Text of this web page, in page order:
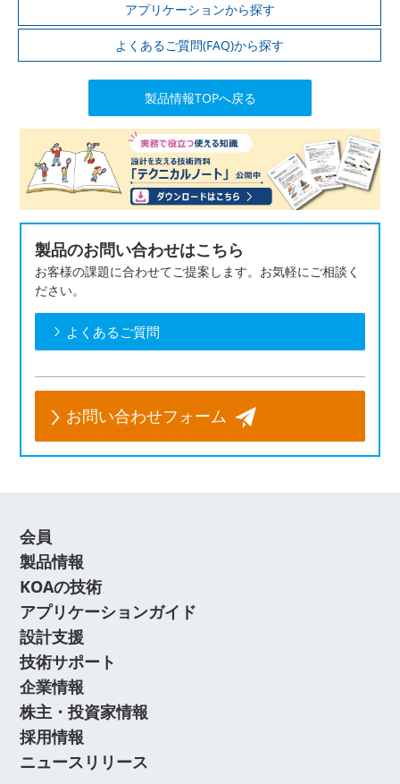
アプリケーションから探す
よくあるご質問(FAQ)から探す
製品情報TOPへ戻る
製品のお問い合わせはこちら
お客様の課題に合わせてご提案します。お気軽にご相談く
ださい。
よくあるご質問
お問い合わせフォーム
会員
製品情報
KOAの技術
アプリケーションガイド
設計支援
技術サポート
企業情報
株主・投資家情報
採用情報
ニュースリリース